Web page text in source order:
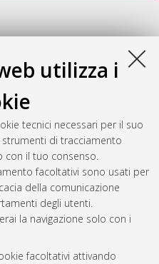
utilizza i
tecnici necessari per il suo
di tracciamento
con il tuo consenso.
facoltativi sono usati per
della comunicazione
degli utenti.
la navigazione solo con i
facoltativi attivando